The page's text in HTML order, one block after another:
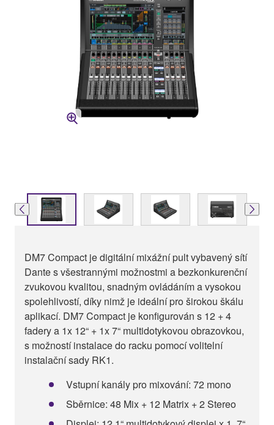
DM7 Compact je digitální mixážní pult vybavený sítí
Dante s všestrannými možnostmi a bezkonkurenční
zvukovou kvalitou, snadným ovládáním a vysokou
spolehlivostí, díky nimž je ideální pro širokou škálu
aplikací. DM7 Compact je konfigurován s 12 + 4
fadery a 1x 12“ + 1x 7“ multidotykovou obrazovkou,
s možností instalace do racku pomocí volitelní
instalační sady RK1.
Vstupní kanály pro mixování: 72 mono
Sběrnice: 48 Mix + 12 Matrix + 2 Stereo